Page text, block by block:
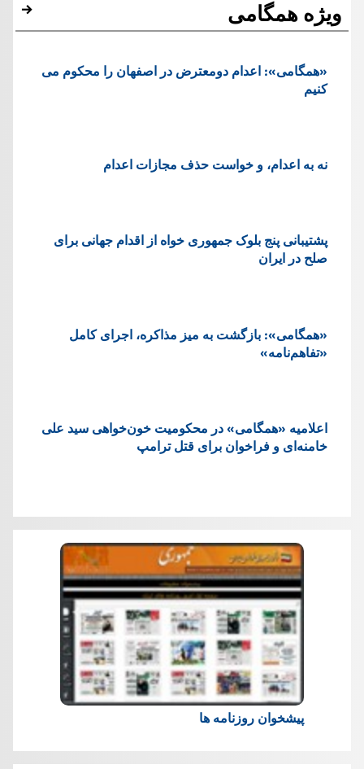
ویژه همگامی
«همگامی»: اعدام دومعترض در اصفهان را محکوم می
کنیم
نه به اعدام، و خواست حذف مجازات اعدام
پشتيبانی پنج بلوک جمهوری خواه از اقدام جهانی برای
صلح در ایران
«همگامی»: بازگشت به میز مذاکره، اجرای کامل
«تفاهم‌نامه»
اعلامیه «همگامی» در محکومیت خون‌خواهی سید علی
خامنه‌ای و فراخوان برای قتل ترامپ
پیشخوان روزنامه ها